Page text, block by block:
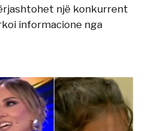
një konkurrent
informacione nga